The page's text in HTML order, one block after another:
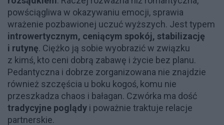
powściągliwa w okazywaniu emocji, sprawia
wrażenie pozbawionej uczuć wyższych. Jest typem
introwertycznym, ceniącym spokój, stabilizację
i rutynę. Ciężko ją sobie wyobrazić w związku
z kimś, kto ceni dobrą zabawę i życie bez planu.
Pedantyczna i dobrze zorganizowana nie znajdzie
również szczęścia u boku kogoś, komu nie
przeszkadza chaos i bałagan. Czwórka ma dość
tradycyjne poglądy i poważnie traktuje relacje
partnerskie.